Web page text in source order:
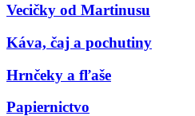
Vecičky od Martinusu
Káva, čaj a pochutiny
Hrnčeky a fľaše
Papiernictvo